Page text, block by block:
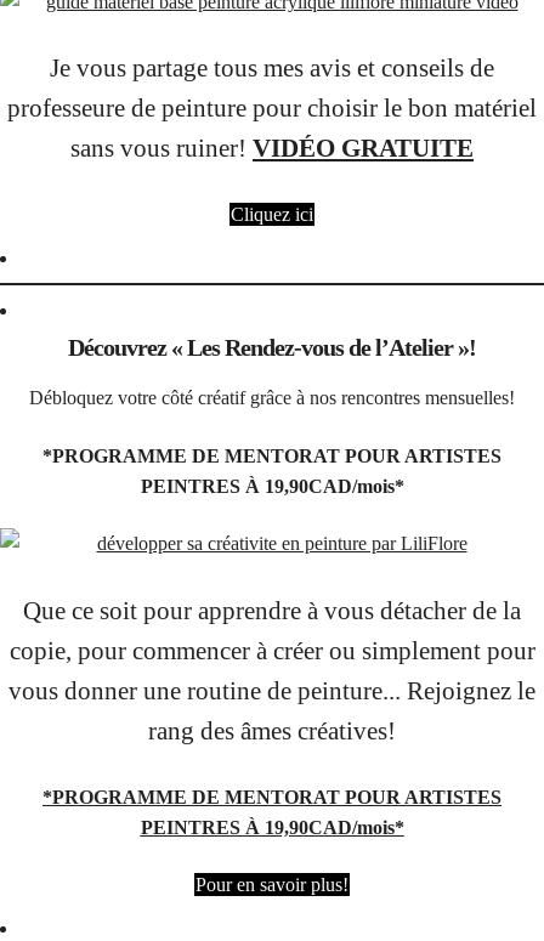
Je vous partage tous mes avis et conseils de
professeure de peinture pour choisir le bon matériel
sans vous ruiner! VIDÉO GRATUITE
Cliquez ici
Découvrez « Les Rendez-vous de l’Atelier »!
Débloquez votre côté créatif grâce à nos rencontres mensuelles!
*PROGRAMME DE MENTORAT POUR ARTISTES
PEINTRES À 19,90CAD/mois*
Que ce soit pour apprendre à vous détacher de la
copie, pour commencer à créer ou simplement pour
vous donner une routine de peinture... Rejoignez le
rang des âmes créatives!
*PROGRAMME DE MENTORAT POUR ARTISTES
PEINTRES À 19,90CAD/mois*
Pour en savoir plus!